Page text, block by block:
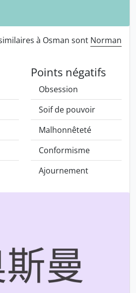
à Osman sont Norman
Points négatifs
Obsession
Soif de pouvoir
Malhonnêteté
Conformisme
Ajournement